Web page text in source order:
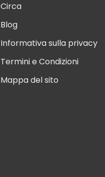
Circa
Blog
Informativa sulla privacy
Termini e Condizioni
Mappa del sito